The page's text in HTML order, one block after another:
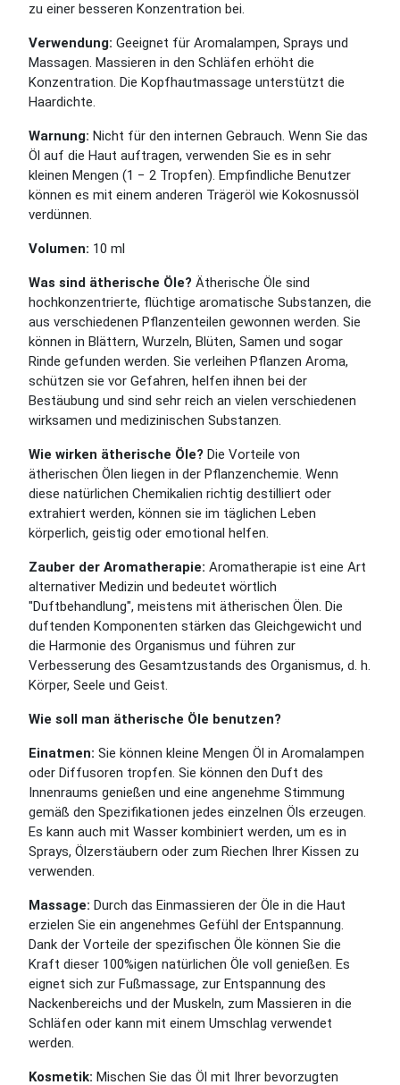
zu einer besseren Konzentration bei.
Verwendung: Geeignet für Aromalampen, Sprays und
Massagen. Massieren in den Schläfen erhöht die
Konzentration. Die Kopfhautmassage unterstützt die
Haardichte.
Warnung: Nicht für den internen Gebrauch. Wenn Sie das
Öl auf die Haut auftragen, verwenden Sie es in sehr
kleinen Mengen (1 − 2 Tropfen). Empfindliche Benutzer
können es mit einem anderen Trägeröl wie Kokosnussöl
verdünnen.
Volumen: 10 ml
Was sind ätherische Öle? Ätherische Öle sind
hochkonzentrierte, flüchtige aromatische Substanzen, die
aus verschiedenen Pflanzenteilen gewonnen werden. Sie
können in Blättern, Wurzeln, Blüten, Samen und sogar
Rinde gefunden werden. Sie verleihen Pflanzen Aroma,
schützen sie vor Gefahren, helfen ihnen bei der
Bestäubung und sind sehr reich an vielen verschiedenen
wirksamen und medizinischen Substanzen.
Wie wirken ätherische Öle? Die Vorteile von
ätherischen Ölen liegen in der Pflanzenchemie. Wenn
diese natürlichen Chemikalien richtig destilliert oder
extrahiert werden, können sie im täglichen Leben
körperlich, geistig oder emotional helfen.
Zauber der Aromatherapie: Aromatherapie ist eine Art
alternativer Medizin und bedeutet wörtlich
"Duftbehandlung", meistens mit ätherischen Ölen. Die
duftenden Komponenten stärken das Gleichgewicht und
die Harmonie des Organismus und führen zur
Verbesserung des Gesamtzustands des Organismus, d. h.
Körper, Seele und Geist.
Wie soll man ätherische Öle benutzen?
Einatmen: Sie können kleine Mengen Öl in Aromalampen
oder Diffusoren tropfen. Sie können den Duft des
Innenraums genießen und eine angenehme Stimmung
gemäß den Spezifikationen jedes einzelnen Öls erzeugen.
Es kann auch mit Wasser kombiniert werden, um es in
Sprays, Ölzerstäubern oder zum Riechen Ihrer Kissen zu
verwenden.
Massage: Durch das Einmassieren der Öle in die Haut
erzielen Sie ein angenehmes Gefühl der Entspannung.
Dank der Vorteile der spezifischen Öle können Sie die
Kraft dieser 100%igen natürlichen Öle voll genießen. Es
eignet sich zur Fußmassage, zur Entspannung des
Nackenbereichs und der Muskeln, zum Massieren in die
Schläfen oder kann mit einem Umschlag verwendet
werden.
Kosmetik: Mischen Sie das Öl mit Ihrer bevorzugten